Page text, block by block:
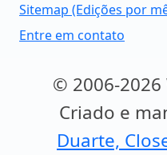
Sitemap (Edições por
Entre em contato
© 2006-
Criado e
Duarte,